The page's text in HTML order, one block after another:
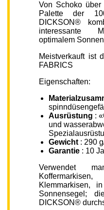
Von Schoko
Palette der
DICKSON®
interessante
optimalem
Meistverkauft ist
FABRICS
Eigenschaften:
Ausrüstung :
und
Gewicht : 290
Garantie : 10
Verwendet
Koffermarkisen,
Klemmarkisen,
Sonnensegel;
DICKSON®